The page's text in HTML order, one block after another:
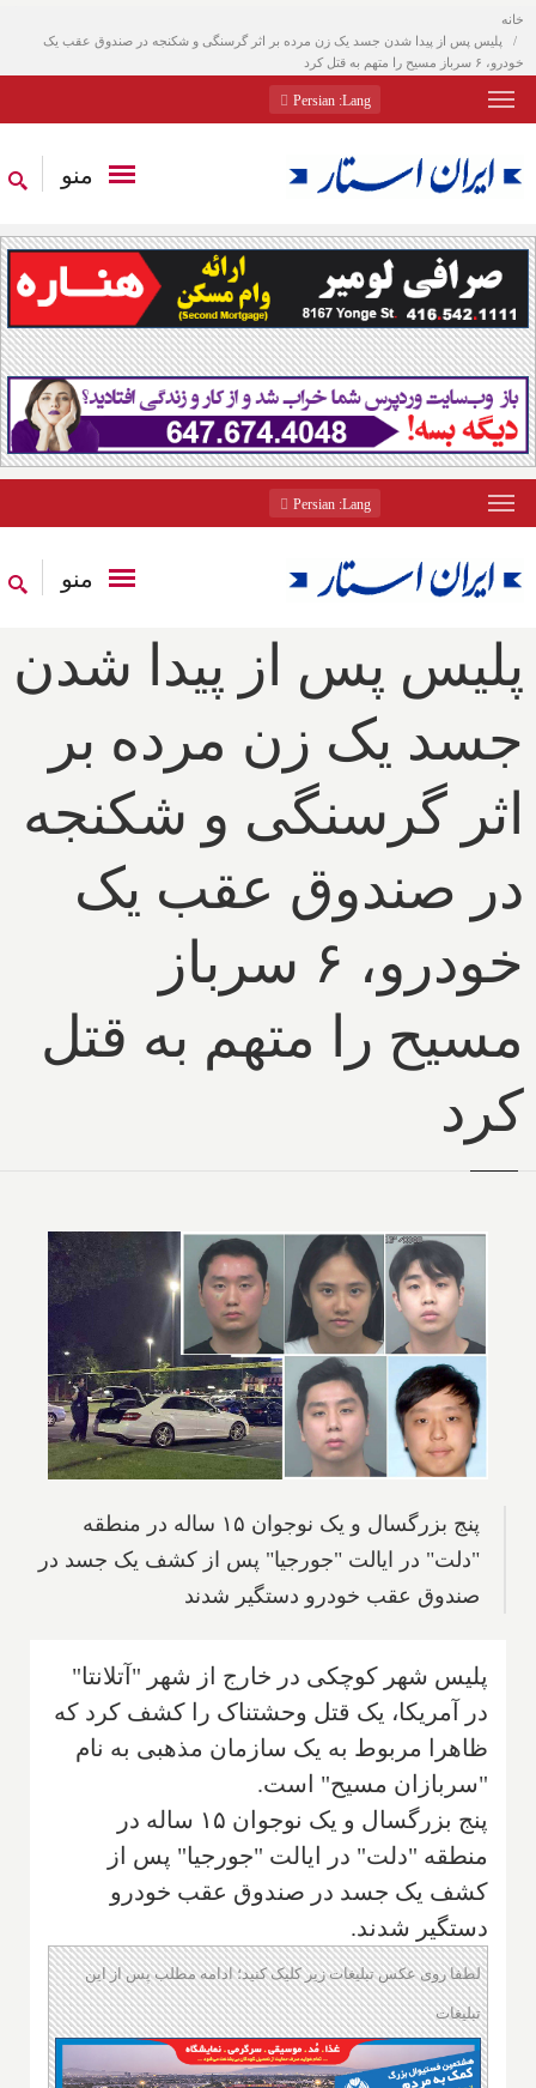
خانه
پلیس پس از پیدا شدن جسد یک زن مرده بر اثر گرسنگی و شکنجه در صندوق عقب یک
خودرو، ۶ سرباز مسیح را متهم به قتل کرد
Lang
: Persian
منو
Lang
: Persian
منو
پلیس پس از پیدا شدن
جسد یک زن مرده بر
اثر گرسنگی و شکنجه
در صندوق عقب یک
خودرو، ۶ سرباز
مسیح را متهم به قتل
کرد
پنج بزرگسال و یک نوجوان ۱۵ ساله در منطقه
"دلت" در ایالت "جورجیا" پس از کشف یک جسد در
صندوق عقب خودرو دستگیر شدند
پلیس شهر کوچکی در خارج از شهر "آتلانتا"
در آمریکا، یک قتل وحشتناک را کشف کرد که
ظاهرا مربوط به یک سازمان مذهبی به نام
"سربازان مسیح" است.
پنج بزرگسال و یک نوجوان ۱۵ ساله در
منطقه "دلت" در ایالت "جورجیا" پس از
کشف یک جسد در صندوق عقب خودرو
دستگیر شدند.
لطفا روی عکس تبلیغات زیر کلیک کنید؛ ادامه مطلب پس از این
تبلیغات